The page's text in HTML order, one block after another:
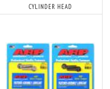
CYLINDER HEAD